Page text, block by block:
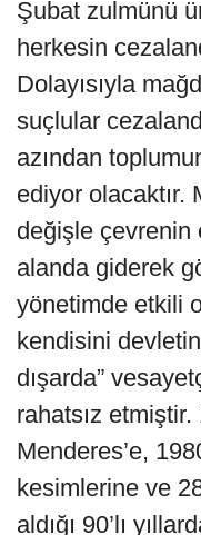
Şubat zulmünü
herkesin
Dolayısıyla
suçlular
azından
ediyor olacaktır.
değişle çevrenin
alanda giderek
yönetimde etkili
kendisini
dışarda”
rahatsız etmiştir.
Menderes’e,
kesimlerine ve
aldığı 90’lı